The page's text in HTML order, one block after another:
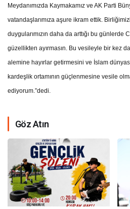
Meydanımızda Kaymakamız ve AK Parti
vatandaşlarımıza aşure ikram ettik.
duygularımızın daha da arttığı bu günlerde
güzellikten ayırmasın. Bu vesileyle bir kez
alemine hayırlar getirmesini ve İslam
kardeşlik ortamının güçlenmesine vesile
ediyorum.”dedi.
Göz Atın